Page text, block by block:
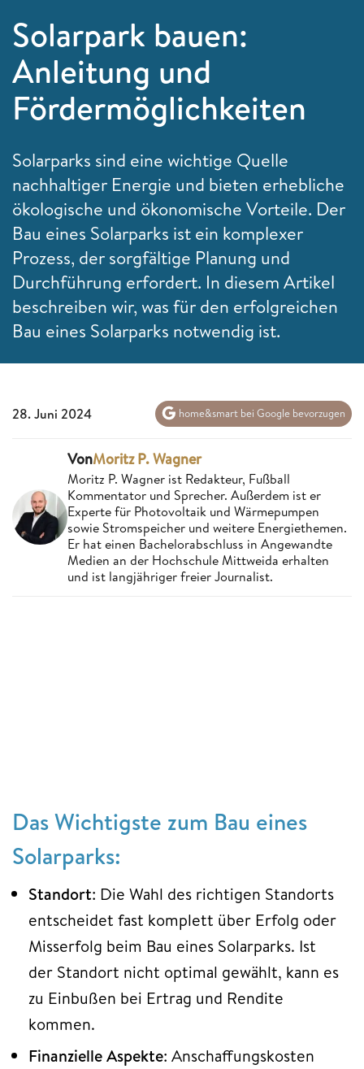
Solarpark bauen:
Anleitung und
Fördermöglichkeiten
Solarparks sind eine wichtige Quelle
nachhaltiger Energie und bieten erhebliche
ökologische und ökonomische Vorteile. Der
Bau eines Solarparks ist ein komplexer
Prozess, der sorgfältige Planung und
Durchführung erfordert. In diesem Artikel
beschreiben wir, was für den erfolgreichen
Bau eines Solarparks notwendig ist.
28. Juni 2024 home&smart bei Google bevorzugen
VonMoritz P. Wagner
Moritz P. Wagner ist Redakteur, Fußball
Kommentator und Sprecher. Außerdem ist er
Experte für Photovoltaik und Wärmepumpen
sowie Stromspeicher und weitere Energiethemen.
Er hat einen Bachelorabschluss in Angewandte
Medien an der Hochschule Mittweida erhalten
und ist langjähriger freier Journalist.
Das Wichtigste zum Bau eines
Solarparks:
Standort: Die Wahl des richtigen Standorts
entscheidet fast komplett über Erfolg oder
Misserfolg beim Bau eines Solarparks. Ist
der Standort nicht optimal gewählt, kann es
zu Einbußen bei Ertrag und Rendite
kommen.
Finanzielle Aspekte: Anschaffungskosten